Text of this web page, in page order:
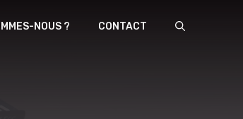
NOUS ? CONTACT